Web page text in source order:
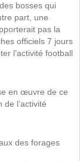
bosses qui
part, une
pas la
officiels 7 jours
l’activité football
en œuvre de ce
l’activité
des forages